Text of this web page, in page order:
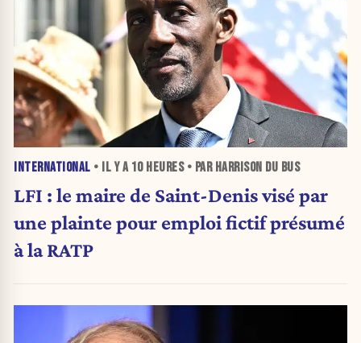
INTERNATIONAL • IL Y A 10 HEURES• PAR HARRISON DU BUS
LFI : le maire de Saint-Denis visé par
une plainte pour emploi fictif présumé
à la RATP